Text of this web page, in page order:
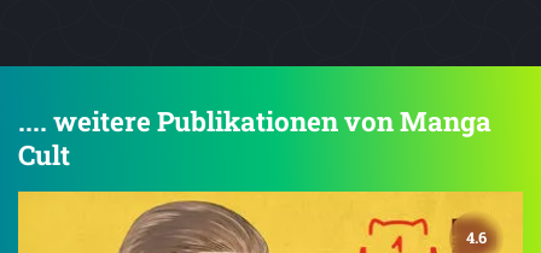
.... weitere Publikationen von Manga
Cult
4.6